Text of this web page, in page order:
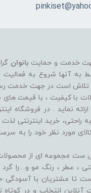
خدمت و حمایت بانوان
به آنها شروع به فعالیت
تلاش است در جهت خدمت
با کیفیت ، با قیمت های
نماید . در فروشگاه
به راحتی، خرید اینترنتی
مورد نظر خود را به
ست مجموعه ای از
، عطر ، رنگ مو و....را
تا مشتريان با آسودگی
انتخاب و در کوتاه